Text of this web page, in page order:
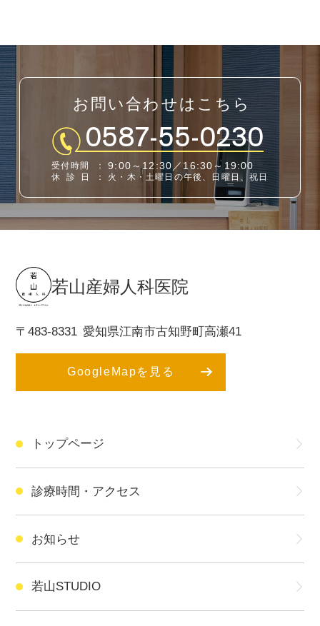
お問い合わせはこちら
0587-55-0230
受付時間 ： 9:00～12:30／16:30～19:00
休診日 ： 火・木・土曜日の午後、日曜日、祝日
若山産婦人科医院
〒483-8331 愛知県江南市古知野町高瀬41
GoogleMapを見る
トップページ
診療時間・アクセス
お知らせ
若山STUDIO